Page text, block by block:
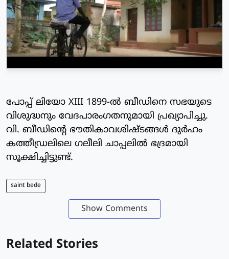
പോപ്പ് ലിയോ XIII 1899-ല്‍ ബീഡിനെ സഭയുടെ
വിശുദ്ധനും വേദപാരംഗതനുമായി പ്രഖ്യാപിച്ചു.
വി. ബീഡിന്റെ ഭൗതികാവശിഷ്ടങ്ങള്‍ ദുര്‍ഹം
കത്തീഡ്രലിലെ ഗലീലി ചാപ്പലില്‍ ഭദ്രമായി
സൂക്ഷിച്ചിട്ടുണ്ട്.
saint bede
Show Comments
Related Stories